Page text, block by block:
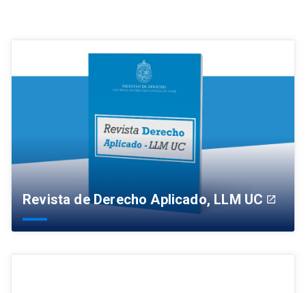
Revista de Derecho Aplicado, LLM UC launch